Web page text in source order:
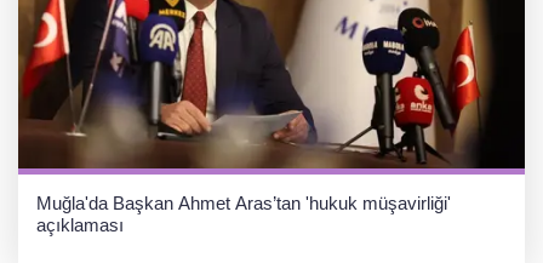
Muğla'da Başkan Ahmet Aras’tan 'hukuk müşavirliği'
açıklaması